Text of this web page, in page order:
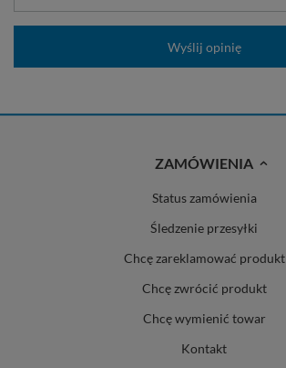
Wyślij opinię
ZAMÓWIENIA
Status zamówienia
Śledzenie przesyłki
Chcę zareklamować produkt
Chcę zwrócić produkt
Chcę wymienić towar
Kontakt